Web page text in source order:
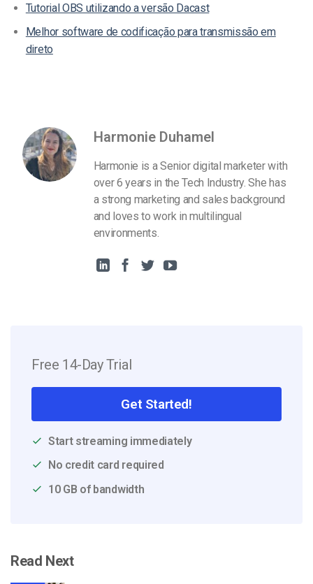
Tutorial OBS utilizando a versão Dacast
Melhor software de codificação para transmissão em
direto
Harmonie Duhamel
Harmonie is a Senior digital marketer with
over 6 years in the Tech Industry. She has
a strong marketing and sales background
and loves to work in multilingual
environments.
Free 14-Day Trial
Get Started!
Start streaming immediately
No credit card required
10 GB of bandwidth
Read Next